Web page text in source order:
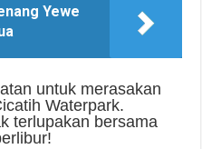
Yewe
untuk merasakan
Waterpark.
terlupakan bersama